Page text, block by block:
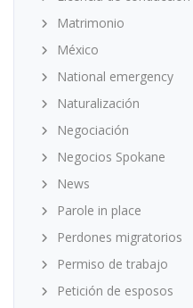
Matrimonio
México
National emergency
Naturalización
Negociación
Negocios Spokane
News
Parole in place
Perdones migratorios
Permiso de trabajo
Petición de esposos